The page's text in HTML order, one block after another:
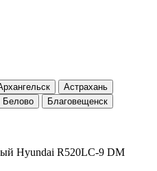
Астрахань
Белово
Благовещенск
Hyundai R520LC-9 DM